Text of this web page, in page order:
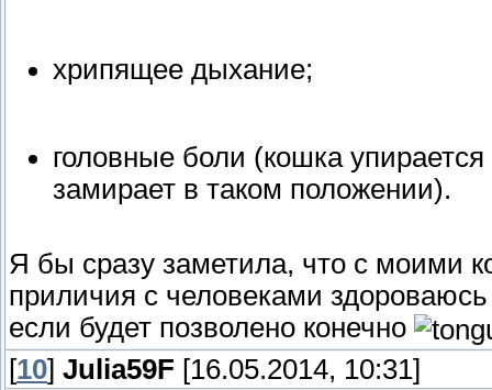
хрипящее дыхание;
головные боли (кошка
замирает в таком положении).
Я бы сразу заметила, что с моими
приличия с человеками
если будет позволено конечно
[10] Julia59F [16.05.2014, 10:31]